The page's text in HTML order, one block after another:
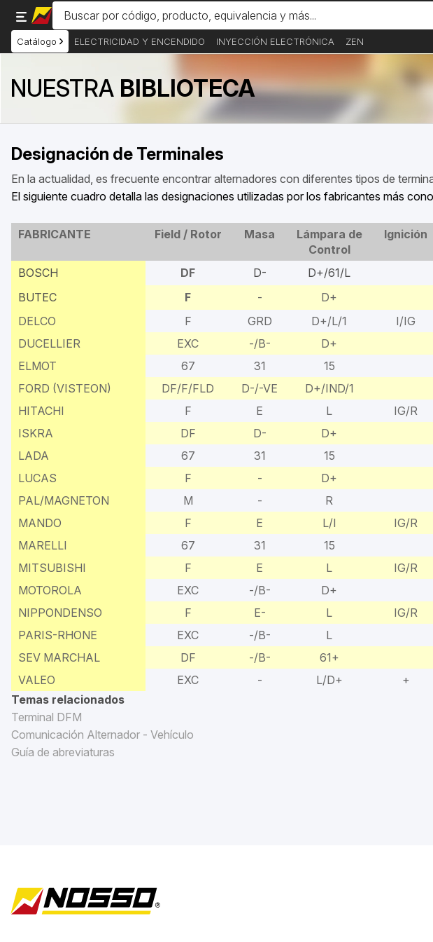
Catálogo ELECTRICIDAD Y ENCENDIDO INYECCIÓN ELECTRÓNICA ZEN
NUESTRA BIBLIOTECA
Designación de Terminales
En la actualidad, es frecuente encontrar alternadores con diferentes tipos de
El siguiente cuadro detalla las designaciones utilizadas por los fabricantes más
FABRICANTE Field / Rotor Masa
Lámpara de
Control
Ignición
BOSCH
DF D- D+/61/L
BUTEC
F - D+
DELCO
F GRD D+/L/1 I/IG
DUCELLIER
EXC -/B- D+
ELMOT
67 31 15
FORD (VISTEON)
DF/F/FLD D-/-VE D+/IND/1
HITACHI
F E L IG/R
ISKRA
DF D- D+
LADA
67 31 15
LUCAS
F - D+
PAL/MAGNETON
M - R
MANDO
F E L/I IG/R
MARELLI
67 31 15
MITSUBISHI
F E L IG/R
MOTOROLA
EXC -/B- D+
NIPPONDENSO
F E- L IG/R
PARIS-RHONE
EXC -/B- L
SEV MARCHAL
DF -/B- 61+
VALEO
EXC - L/D+ +
Temas relacionados
Terminal DFM
Comunicación Alternador - Vehículo
Guía de abreviaturas